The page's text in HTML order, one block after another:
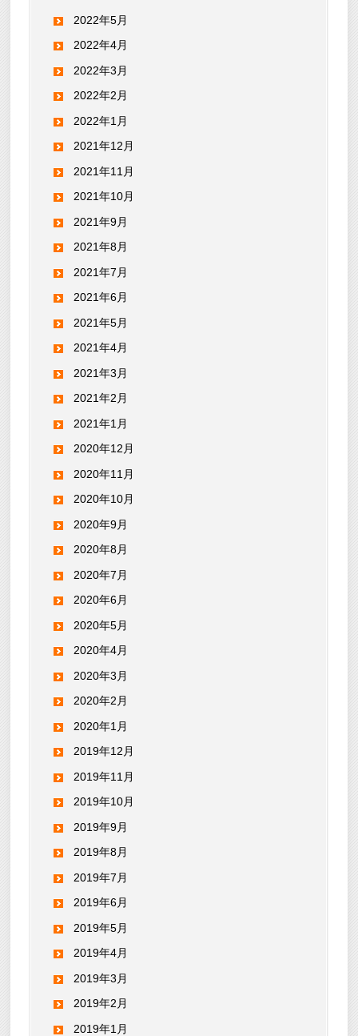
2022年5月
2022年4月
2022年3月
2022年2月
2022年1月
2021年12月
2021年11月
2021年10月
2021年9月
2021年8月
2021年7月
2021年6月
2021年5月
2021年4月
2021年3月
2021年2月
2021年1月
2020年12月
2020年11月
2020年10月
2020年9月
2020年8月
2020年7月
2020年6月
2020年5月
2020年4月
2020年3月
2020年2月
2020年1月
2019年12月
2019年11月
2019年10月
2019年9月
2019年8月
2019年7月
2019年6月
2019年5月
2019年4月
2019年3月
2019年2月
2019年1月